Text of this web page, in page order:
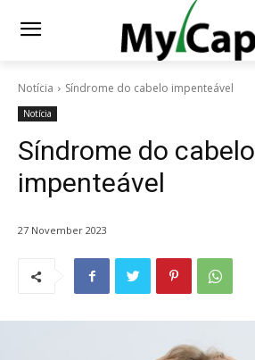
Notícia Síndrome do cabelo impenteável
Notícia
Síndrome do cabelo
impenteável
27 November 2023